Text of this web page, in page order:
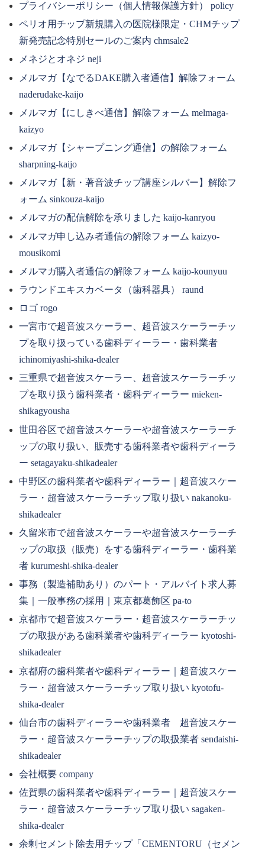
プライバシーポリシー（個人情報保護方針） policy
ペリオ用チップ新規購入の医院様限定・CHMチップ
新発売記念特別セールのご案内 chmsale2
メネジとオネジ neji
メルマガ【なでるDAKE購入者通信】解除フォーム
naderudake-kaijo
メルマガ【にしきべ通信】解除フォーム melmaga-
kaizyo
メルマガ【シャープニング通信】の解除フォーム
sharpning-kaijo
メルマガ【新・著音波チップ講座シルバー】解除フ
ォーム sinkouza-kaijo
メルマガの配信解除を承りました kaijo-kanryou
メルマガ申し込み者通信の解除フォーム kaizyo-
mousikomi
メルマガ購入者通信の解除フォーム kaijo-kounyuu
ラウンドエキスカベータ（歯科器具） raund
ロゴ rogo
一宮市で超音波スケーラー、超音波スケーラーチッ
プを取り扱っている歯科ディーラー・歯科業者
ichinomiyashi-shika-dealer
三重県で超音波スケーラー、超音波スケーラーチッ
プを取り扱う歯科業者・歯科ディーラー mieken-
shikagyousha
世田谷区で超音波スケーラーや超音波スケーラーチ
ップの取り扱い、販売する歯科業者や歯科ディーラ
ー setagayaku-shikadealer
中野区の歯科業者や歯科ディーラー｜超音波スケー
ラー・超音波スケーラーチップ取り扱い nakanoku-
shikadealer
久留米市で超音波スケーラーや超音波スケーラーチ
ップの取扱（販売）をする歯科ディーラー・歯科業
者 kurumeshi-shika-dealer
事務（製造補助あり）のパート・アルバイト求人募
集｜一般事務の採用｜東京都葛飾区 pa-to
京都市で超音波スケーラー・超音波スケーラーチッ
プの取扱がある歯科業者や歯科ディーラー kyotoshi-
shikadealer
京都府の歯科業者や歯科ディーラー｜超音波スケー
ラー・超音波スケーラーチップ取り扱い kyotofu-
shika-dealer
仙台市の歯科ディーラーや歯科業者 超音波スケー
ラー・超音波スケーラーチップの取扱業者 sendaishi-
shikadealer
会社概要 company
佐賀県の歯科業者や歯科ディーラー｜超音波スケー
ラー・超音波スケーラーチップ取り扱い sagaken-
shika-dealer
余剰セメント除去用チップ「CEMENTORU（セメン